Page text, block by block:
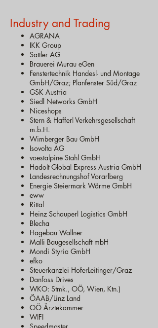
Industry and Trading
AGRANA
IKK Group
Sattler AG
Brauerei Murau eGen
Fenstertechnik Handesl- und Montage
GmbH/Graz; Planfenster Süd/Graz
GSK Austria
Siedl Networks GmbH
Niceshops
Stern & Hafferl Verkehrsgesellschaft
m.b.H.
Wimberger Bau GmbH
Isovolta AG
voestalpine Stahl GmbH
Hadolt Global Express Austria GmbH
Landesrechnungshof Vorarlberg
Energie Steiermark Wärme GmbH
eww
Rittal
Heinz Schauperl Logistics GmbH
Blecha
Hagebau Wallner
Malli Baugesellschaft mbH
Mondi Styria GmbH
efko
Steuerkanzlei HoferLeitinger/Graz
Danfoss Drives
WKO: Stmk., OÖ, Wien, Ktn.)
ÖAAB/Linz Land
OÖ Ärztekammer
WIFI